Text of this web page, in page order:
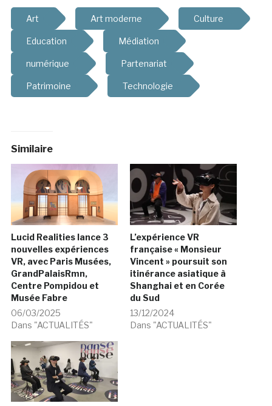
Art Art moderne Culture
Education Médiation
numérique Partenariat
Patrimoine Technologie
Similaire
Lucid Realities lance 3
nouvelles expériences
VR, avec Paris Musées,
GrandPalaisRmn,
Centre Pompidou et
Musée Fabre
06/03/2025
Dans "ACTUALITÉS"
L’expérience VR
française « Monsieur
Vincent » poursuit son
itinérance asiatique à
Shanghai et en Corée
du Sud
13/12/2024
Dans "ACTUALITÉS"